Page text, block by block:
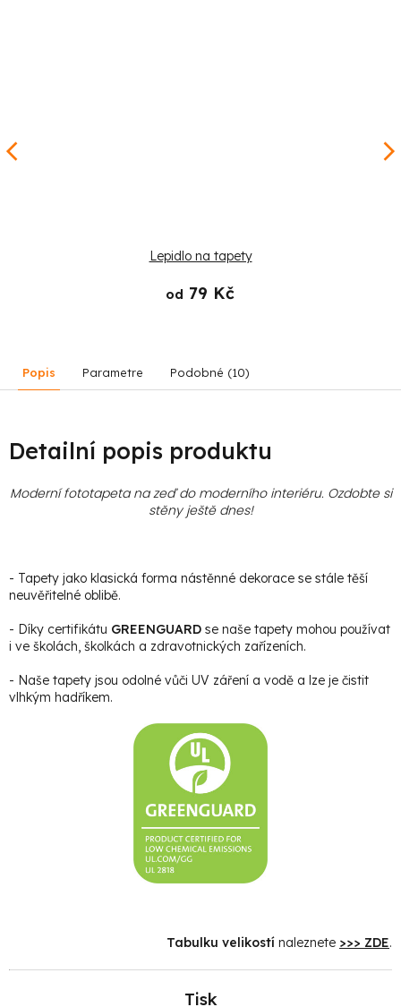
Lepidlo na tapety
od 79 Kč
Popis Parametre Podobné (10)
Detailní popis produktu
Moderní fototapeta na zeď do moderního interiéru. Ozdobte si
stěny ještě dnes!
- Tapety jako klasická forma nástěnné dekorace se stále těší
neuvěřitelné oblibě.
- Díky certifikátu GREENGUARD se naše tapety mohou používat
i ve školách, školkách a zdravotnických zařízeních.
- Naše tapety jsou odolné vůči UV záření a vodě a lze je čistit
vlhkým hadříkem.
Tabulku velikostí naleznete >>> ZDE.
Tisk